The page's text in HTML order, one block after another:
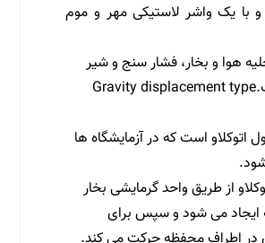
با یک واشر لاستیکی مهر و موم
هوا و بخار، فشار سنج و شیر
اطمینان است.Gravity displacement type
اتوکلاو است که در آزمایشگاه ها
از طریق واحد گرمایشی بخار
می شود و سپس برای